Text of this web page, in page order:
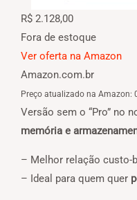
R$ 2.128,00
Fora de estoque
Ver oferta na Amazon
Amazon.com.br
Preço atualizado na Amazon:
Versão sem o “Pro” no
memória e
– Melhor relação custo-
– Ideal para quem quer